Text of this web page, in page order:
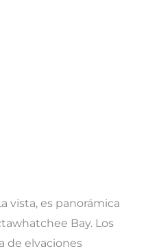
vista, es panorámica
Bay. Los
de elvaciones